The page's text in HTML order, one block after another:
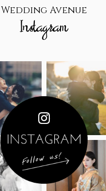
Wedding Avenue
Instagram